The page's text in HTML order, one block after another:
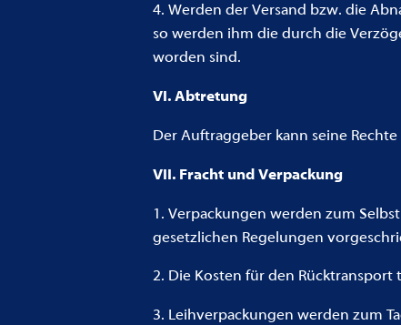
4. Werden der Versand bzw. die
so werden ihm die durch die
worden sind.
VI. Abtretung
Der Auftraggeber kann seine
VII. Fracht und Verpackung
1. Verpackungen werden zum
gesetzlichen Regelungen
2. Die Kosten für den
3. Leihverpackungen werden zum